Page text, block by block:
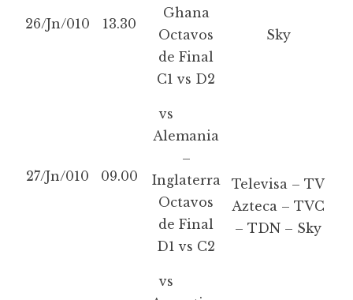
26/Jn/010 13.30
Ghana
Octavos
de Final
C1 vs D2
Sky
27/Jn/010 09.00
vs
Alemania
–
Inglaterra
Octavos
de Final
D1 vs C2
Televisa – TV
Azteca – TVC
– TDN – Sky
vs